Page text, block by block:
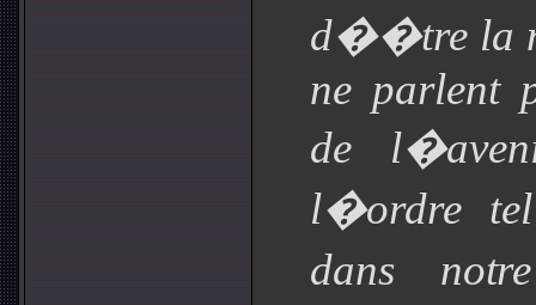
d��tre la
ne parlent
de
l�ordre
dans